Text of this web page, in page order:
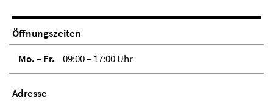
Öffnungszeiten
Mo. – Fr.
09:00 – 17:00 Uhr
Adresse